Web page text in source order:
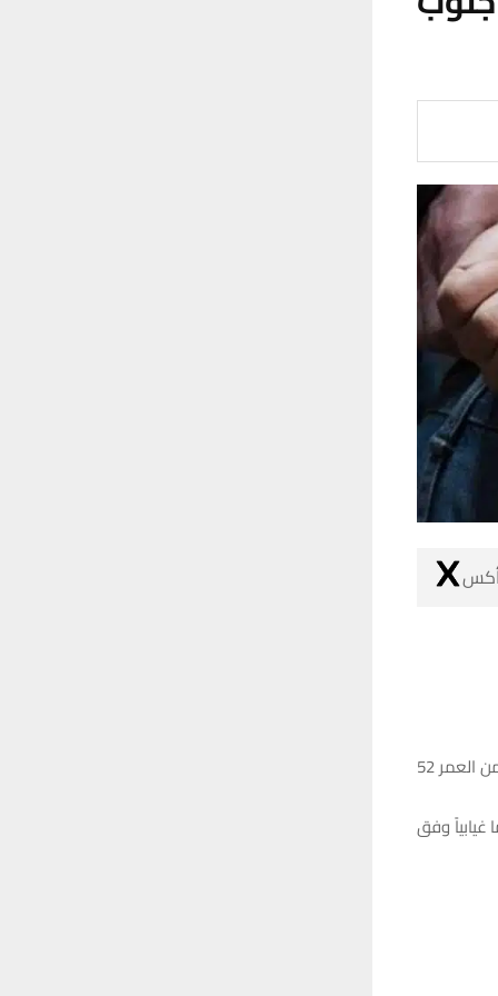
أكس
وذكر بيان لقيادة شرطة ذي قار تلقته شبكة أخبار الناصرية، انه تم القبض على متهم يبلغ من العمر 52
من قبل مكافحة الاجرام وهو محكوم بالسجن 20 عاما غيابياً وفق